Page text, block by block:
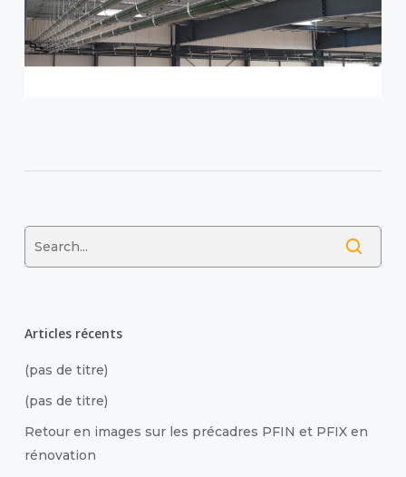
Articles récents
(pas de titre)
(pas de titre)
Retour en images sur les précadres PFIN et PFIX en
rénovation